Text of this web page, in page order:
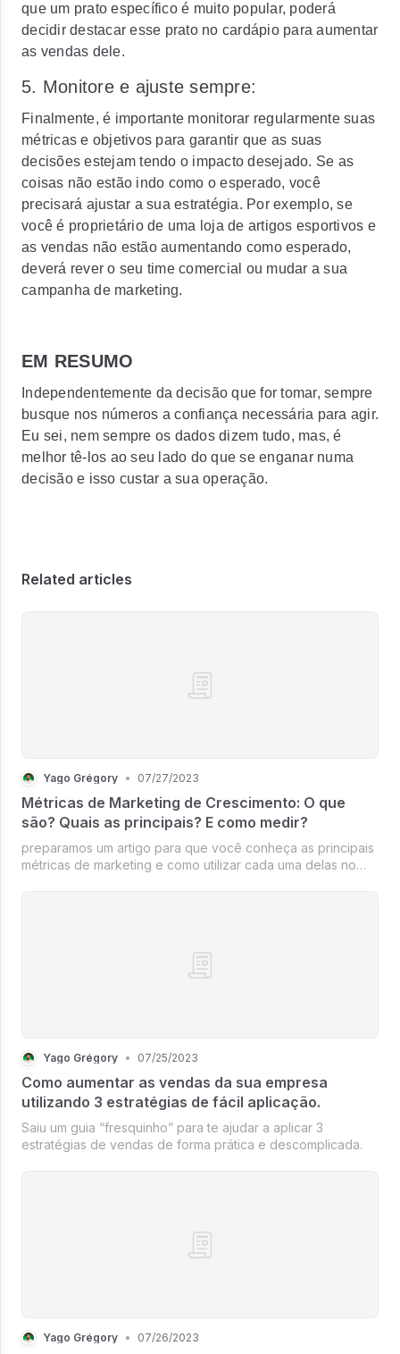
que um prato específico é muito popular, poderá
decidir destacar esse prato no cardápio para aumentar
as vendas dele.
5. Monitore e ajuste sempre:
Finalmente, é importante monitorar regularmente suas
métricas e objetivos para garantir que as suas
decisões estejam tendo o impacto desejado. Se as
coisas não estão indo como o esperado, você
precisará ajustar a sua estratégia. Por exemplo, se
você é proprietário de uma loja de artigos esportivos e
as vendas não estão aumentando como esperado,
deverá rever o seu time comercial ou mudar a sua
campanha de marketing.
EM RESUMO
Independentemente da decisão que for tomar, sempre
busque nos números a confiança necessária para agir.
Eu sei, nem sempre os dados dizem tudo, mas, é
melhor tê-los ao seu lado do que se enganar numa
decisão e isso custar a sua operação.
Related articles
Yago Grégory • 07/27/2023
Métricas de Marketing de Crescimento: O que
são? Quais as principais? E como medir?
preparamos um artigo para que você conheça as principais
métricas de marketing e como utilizar cada uma delas no
Yago Grégory • 07/25/2023
Como aumentar as vendas da sua empresa
utilizando 3 estratégias de fácil aplicação.
Saiu um guia “fresquinho” para te ajudar a aplicar 3
estratégias de vendas de forma prática e descomplicada.
Yago Grégory • 07/26/2023